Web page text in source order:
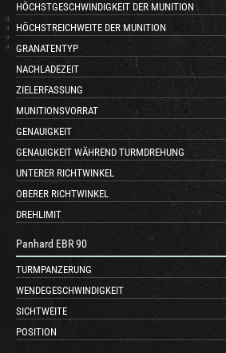
HÖCHSTGESCHWINDIGKEIT DER MUNITION
HÖCHSTREICHWEITE DER MUNITION
GRANATENTYP
NACHLADEZEIT
ZIELERFASSUNG
MUNITIONSVORRAT
GENAUIGKEIT
GENAUIGKEIT WÄHREND TURMDREHUNG
UNTERER RICHTWINKEL
OBERER RICHTWINKEL
DREHLIMIT
Panhard EBR 90
TURMPANZERUNG
WENDEGESCHWINDIGKEIT
SICHTWEITE
POSITION